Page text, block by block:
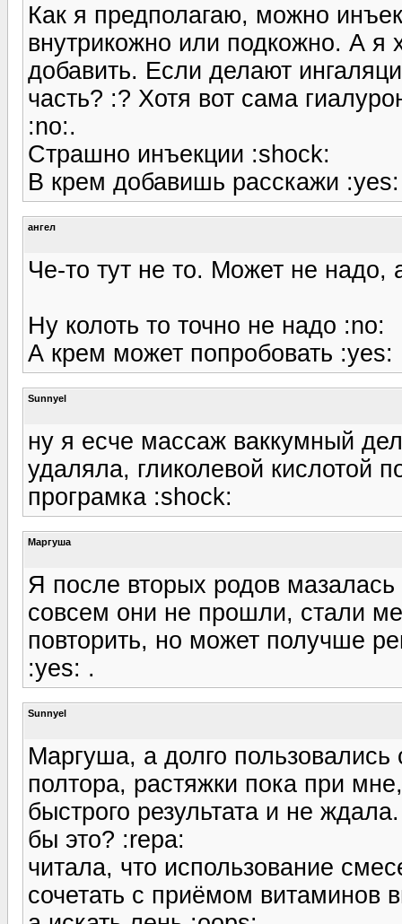
Как я предполагаю, можно
внутрикожно или подкожно. А я
добавить. Если делают
часть? :? Хотя вот сама
:no:.
Страшно инъекции :shock:
В крем добавишь расскажи
ангел
Че-то тут не то. Может не надо,
Ну колоть то точно не надо :no:
А крем может попробовать :yes:
Sunnyel
ну я есче массаж ваккумный
удаляла, гликолевой кислотой
програмка :shock:
Маргуша
Я после вторых родов
совсем они не прошли, стали
повторить, но может получше
:yes: .
Sunnyel
Маргуша, а долго
полтора, растяжки пока при
быстрого результата и не
бы это? :repa:
читала, что использование
сочетать с приёмом витаминов